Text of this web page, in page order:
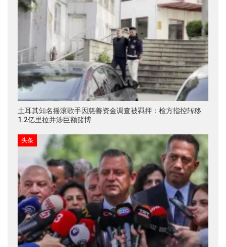
土耳其知名摇滚歌手因慈善资金调查被羁押：检方指控转移
1.2亿里拉并涉巨额赌博
头条